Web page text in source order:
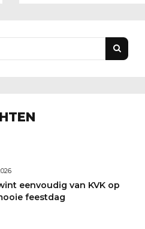
eenvoudig van KVK op
feestdag